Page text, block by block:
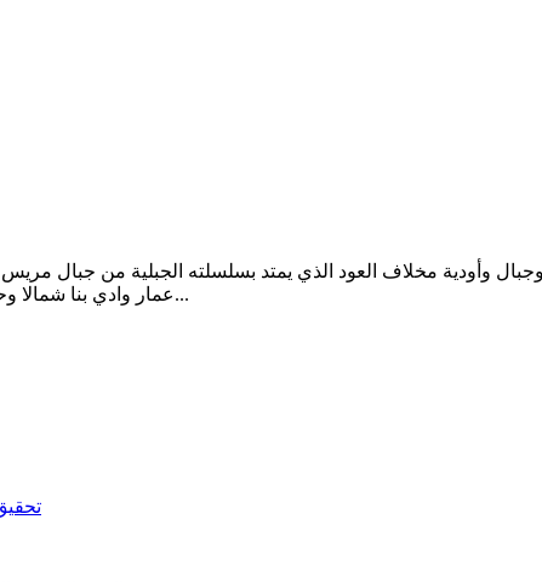
وأودية مخلاف العود الذي يمتد بسلسلته الجبلية من جبال
عمار وادي بنا شمالا وحتى بلاد اليوبي منطقة حجر جنوبا يسكنه أكثر من 100 الف نسمة تقريبا...